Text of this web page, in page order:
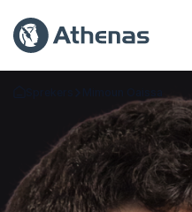
Terug naar de startpagina